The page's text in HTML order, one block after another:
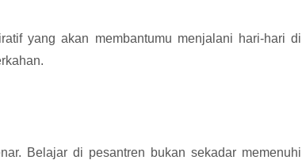
yang akan membantumu menjalani hari-hari di
Belajar di pesantren bukan sekadar memenuhi